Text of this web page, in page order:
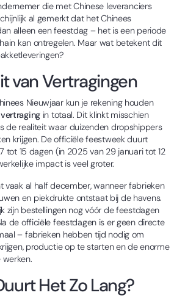
die met Chinese leveranciers
al gemerkt dat het Chinees
alleen een feestdag – het is een periode
kan ontregelen. Maar wat betekent dit
van Vertragingen
Nieuwjaar kun je rekening houden
in totaal. Dit klinkt misschien
de realiteit waar duizenden dropshippers
krijgen. De officiële feestweek duurt
tot 15 dagen (in 2025 van 29 januari tot 12
impact is veel groter.
vaak al half december, wanneer fabrieken
en piekdrukte ontstaat bij de havens.
zijn bestellingen nog vóór de feestdagen
de officiële feestdagen is er geen directe
– fabrieken hebben tijd nodig om
productie op te starten en de enorme
Het Zo Lang?